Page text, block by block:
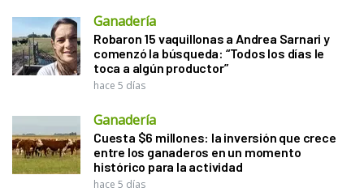
Ganadería
Robaron 15 vaquillonas a Andrea Sarnari y
comenzó la búsqueda: “Todos los días le
toca a algún productor”
hace 5 días
Ganadería
Cuesta $6 millones: la inversión que crece
entre los ganaderos en un momento
histórico para la actividad
hace 5 días